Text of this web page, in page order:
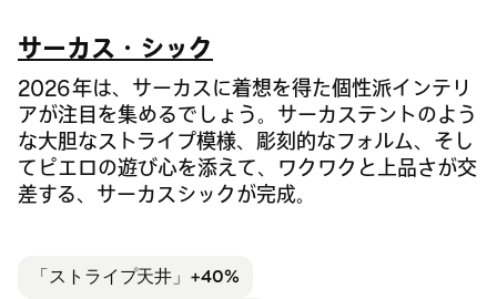
サーカス・シック
2026 年は、サーカスに着想を得た個性派インテリ
アが注目を集めるでしょう。サーカステントのよう
な大胆なストライプ模様、彫刻的なフォルム、そし
てピエロの遊び心を添えて、ワクワクと上品さが交
差する、サーカスシックが完成。
「ストライプ天井」+40%